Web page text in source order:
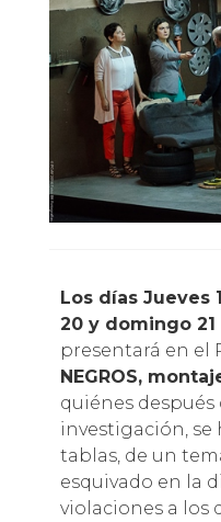
Los días Jueves 18, viernes 19, sábado
20 y domingo
presentará en el
NEGROS,
quiénes después
investigación, se
tablas, de un
esquivado en la
violaciones a los